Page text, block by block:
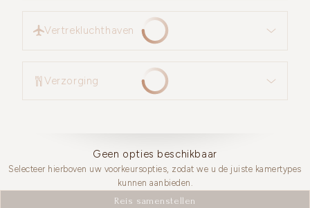
Vertrekluchthaven
Verzorging
Geen opties beschikbaar
Selecteer hierboven uw voorkeursopties, zodat we u de juiste kamertypes
kunnen aanbieden.
Reis samenstellen